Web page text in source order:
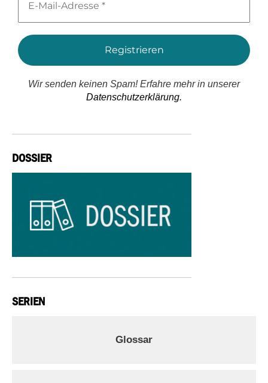
Mail-
*
Wir senden keinen Spam! Erfahre mehr in unserer
Datenschutzerklärung.
DOSSIER
SERIEN
Glossar